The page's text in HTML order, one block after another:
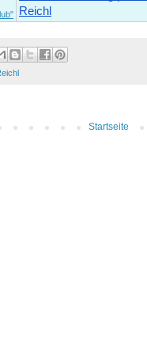
Reichl
Startseite